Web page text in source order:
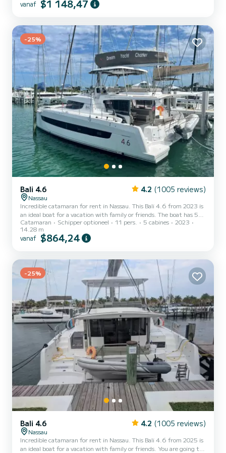
when cruising. Voor uw comfort heeft BLUE JAY 6 toiletten met
Automatische piloot, Buitenboordmotor, Buitenluidsprekers, Bui...
vanaf $1 148,47
-25%
Bali 4.6 4.2 (1005 reviews)
Nassau
Incredible catamaran for rent in Nassau. This Bali 4.6 from 2023 is
an ideal boat for a vacation with family or friends. The boat has 5
cabins with total comfort and a capacity of 11 passengers. With a
total length of 14 meters and 114 horsepower, it will be your best
friend when spending extraordinary holidays on the waters of
een Furling genoa Het heeft de volgen...
Catamaran Schipper optioneel 11 pers. 5 cabines
2023
14.28 m
vanaf $864,24
-25%
Bali 4.6 4.2 (1005 reviews)
Nassau
Incredible catamaran for rent in Nassau. This Bali 4.6 from 2025 is
an ideal boat for a vacation with family or friends. You are going to